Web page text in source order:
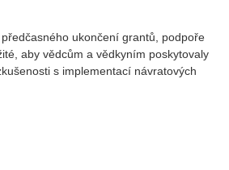
ukončení grantů, podpoře
aby vědcům a vědkyním poskytovaly
s implementací návratových